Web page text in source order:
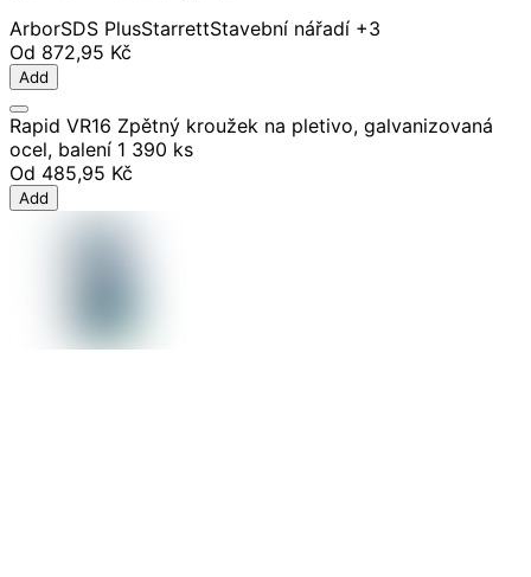
ArborSDS PlusStarrettStavební nářadí +3
Od 872,95 Kč
Add
Rapid VR16 Zpětný kroužek na pletivo, galvanizovaná
ocel, balení 1 390 ks
Od 485,95 Kč
Add